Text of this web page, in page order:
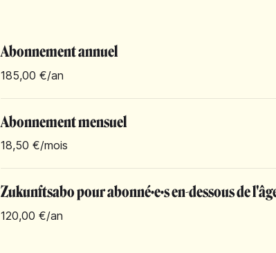
Abonnement annuel
185,00 €/an
Abonnement mensuel
18,50 €/mois
Zukunftsabo pour abonné·e·s en-dessous de
120,00 €/an